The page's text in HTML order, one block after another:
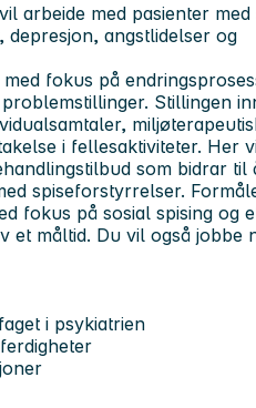
arbeide med pasienter med
angstlidelser og
fokus på
Stillingen
i fellesaktiviteter. Her
som bidrar til
spiseforstyrrelser.
fokus på sosial spising og
et måltid. Du vil også jobbe
i psykiatrien